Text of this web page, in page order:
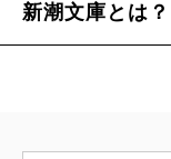
新潮文庫とは？